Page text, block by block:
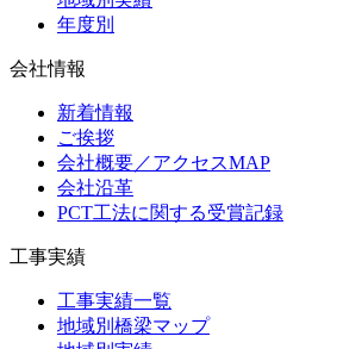
年度別
会社情報
新着情報
ご挨拶
会社概要／アクセスMAP
会社沿革
PCT工法に関する受賞記録
工事実績
工事実績一覧
地域別橋梁マップ